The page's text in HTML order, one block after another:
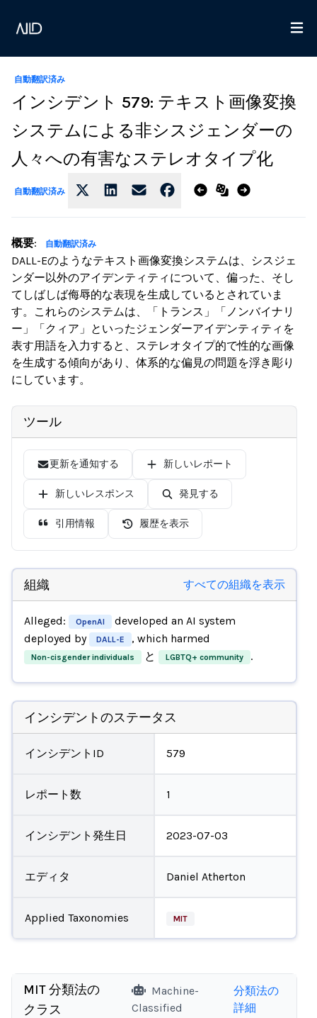
自動翻訳済み
インシデント 579: テキスト画像変換
システムによる非シスジェンダーの
人々への有害なステレオタイプ化
自動翻訳済み
概要: 自動翻訳済み
DALL-Eのようなテキスト画像変換システムは、シスジェ
ンダー以外のアイデンティティについて、偏った、そし
てしばしば侮辱的な表現を生成しているとされていま
す。これらのシステムは、「トランス」「ノンバイナリ
ー」「クィア」といったジェンダーアイデンティティを
表す用語を入力すると、ステレオタイプ的で性的な画像
を生成する傾向があり、体系的な偏見の問題を浮き彫り
にしています。
ツール
更新を通知する 新しいレポート
新しいレスポンス 発見する
引用情報 履歴を表示
組織 すべての組織を表示
Alleged: OpenAI
developed an AI system
deployed by
DALL-E , which harmed
Non-cisgender individuals と LGBTQ+ community .
インシデントのステータス
インシデントID 579
レポート数 1
インシデント発生日 2023-07-03
エディタ Daniel Atherton
Applied Taxonomies MIT
MIT 分類法の
クラス
Machine-
Classified
分類法の
詳細